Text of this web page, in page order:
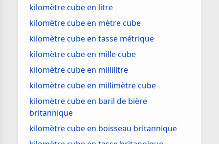
kilomètre cube en litre
kilomètre cube en mètre cube
kilomètre cube en tasse métrique
kilomètre cube en mille cube
kilomètre cube en millilitre
kilomètre cube en millimètre cube
kilomètre cube en baril de bière
britannique
kilomètre cube en boisseau britannique